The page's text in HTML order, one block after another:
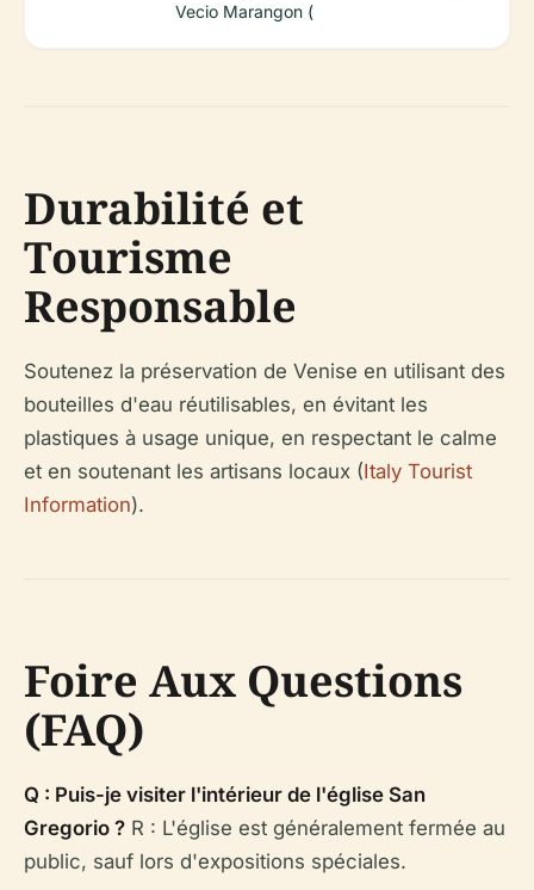
Vecio Marangon (
Durabilité et
Tourisme
Responsable
Soutenez la préservation de Venise en utilisant des
bouteilles d'eau réutilisables, en évitant les
plastiques à usage unique, en respectant le calme
et en soutenant les artisans locaux (Italy Tourist
Information).
Foire Aux Questions
(FAQ)
Q : Puis-je visiter l'intérieur de l'église San
Gregorio ? R : L'église est généralement fermée au
public, sauf lors d'expositions spéciales.